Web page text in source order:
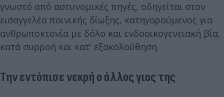
γνωστό από αστυνομικές πηγές, οδηγείται στον
εισαγγελέα ποινικής δίωξης, κατηγορούμενος για
ανθρωποκτονία με δόλο και ενδοοικογενειακή βία,
κατά συρροή και κατ' εξακολούθηση.
Την εντόπισε νεκρή ο άλλος γιος της